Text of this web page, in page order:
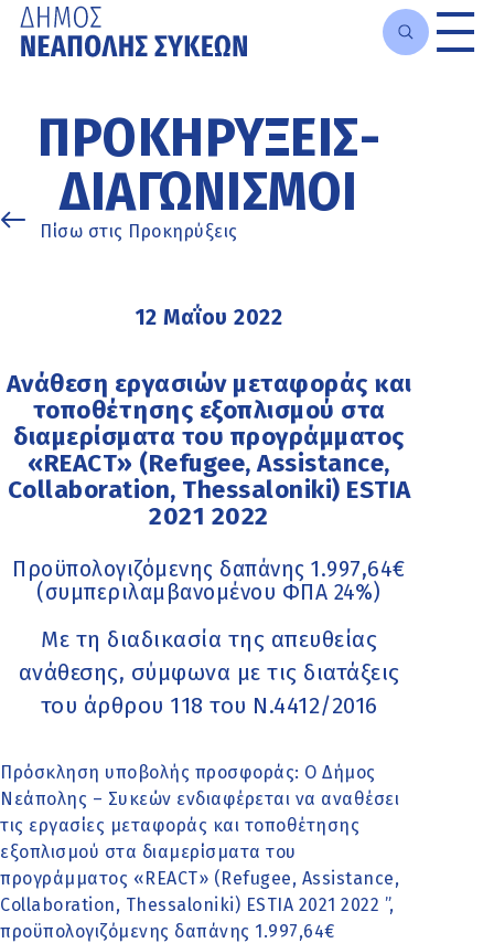
κυρίως
περιεχόμενο
ΠΡΟΚΗΡΎΞΕΙΣ-
ΔΙΑΓΩΝΙΣΜΟΊ
Πίσω στις Προκηρύξεις
12 Μαΐου 2022
Ανάθεση εργασιών μεταφοράς και
τοποθέτησης εξοπλισμού στα
διαμερίσματα του προγράμματος
«REACT» (Refugee, Assistance,
Collaboration, Thessaloniki) ESTIA
2021 2022
Προϋπολογιζόμενης δαπάνης 1.997,64€
(συμπεριλαμβανομένου ΦΠΑ 24%)
Με τη διαδικασία της απευθείας
ανάθεσης, σύμφωνα με τις διατάξεις
του άρθρου 118 του Ν.4412/2016
Πρόσκληση υποβολής προσφοράς: Ο Δήμος
Νεάπολης – Συκεών ενδιαφέρεται να αναθέσει
τις εργασίες μεταφοράς και τοποθέτησης
εξοπλισμού στα διαμερίσματα του
προγράμματος «REACT» (Refugee, Assistance,
Collaboration, Thessaloniki) ESTIA 2021 2022 ”,
προϋπολογιζόμενης δαπάνης 1.997,64€